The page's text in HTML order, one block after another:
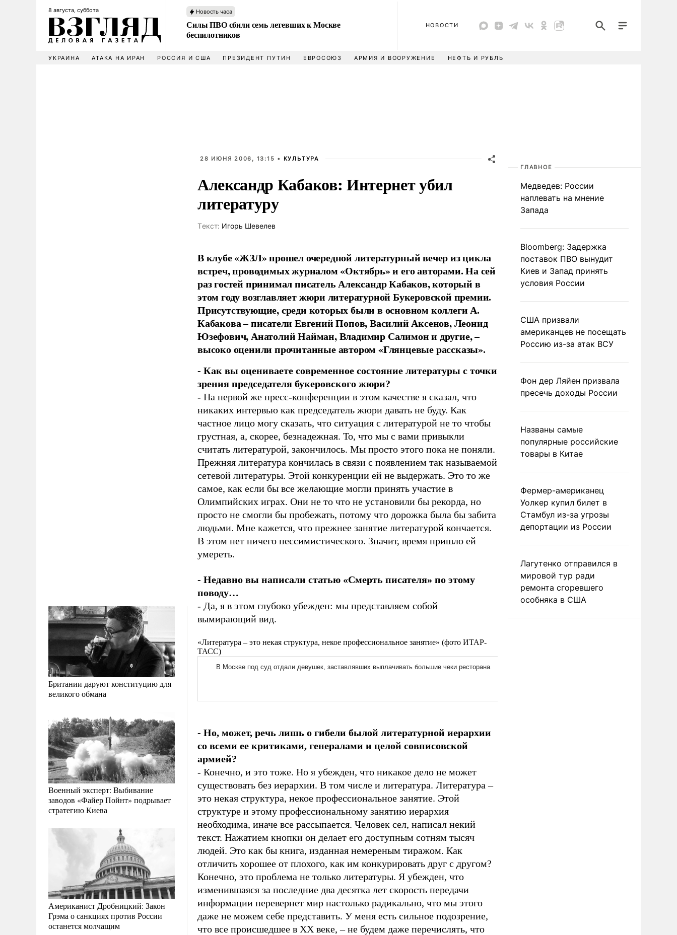
8 августа, суббота Новость часа
Силы ПВО сбили семь летевших к Москве
беспилотников
НОВОСТИ
УКРАИНА АТАКА НА ИРАН РОССИЯ И США ПРЕЗИДЕНТ ПУТИН ЕВРОСОЮЗ АРМИЯ И ВООРУЖЕНИЕ НЕФТЬ И РУБЛЬ
Британии даруют конституцию для
великого обмана
Военный эксперт: Выбивание
заводов «Файер Пойнт» подрывает
стратегию Киева
Американист Дробницкий: Закон
Грэма о санкциях против России
останется молчащим
28 ИЮНЯ 2006, 13:15 • КУЛЬТУРА
Александр Кабаков: Интернет убил
литературу
Tекст: Игорь Шевелев
В клубе «ЖЗЛ» прошел очередной литературный вечер из цикла
встреч, проводимых журналом «Октябрь» и его авторами. На сей
раз гостей принимал писатель Александр Кабаков, который в
этом году возглавляет жюри литературной Букеровской премии.
Присутствующие, среди которых были в основном коллеги А.
Кабакова – писатели Евгений Попов, Василий Аксенов, Леонид
Юзефович, Анатолий Найман, Владимир Салимон и другие, –
высоко оценили прочитанные автором «Глянцевые рассказы».
- Как вы оцениваете современное состояние литературы с точки
зрения председателя букеровского жюри?
- На первой же пресс-конференции в этом качестве я сказал, что
никаких интервью как председатель жюри давать не буду. Как
частное лицо могу сказать, что ситуация с литературой не то чтобы
грустная, а, скорее, безнадежная. То, что мы с вами привыкли
считать литературой, закончилось. Мы просто этого пока не поняли.
Прежняя литература кончилась в связи с появлением так называемой
сетевой литературы. Этой конкуренции ей не выдержать. Это то же
самое, как если бы все желающие могли принять участие в
Олимпийских играх. Они не то что не установили бы рекорда, но
просто не смогли бы пробежать, потому что дорожка была бы забита
людьми. Мне кажется, что прежнее занятие литературой кончается.
В этом нет ничего пессимистического. Значит, время пришло ей
умереть.
- Недавно вы написали статью «Смерть писателя» по этому
поводу…
- Да, я в этом глубоко убежден: мы представляем собой
вымирающий вид.
«Литература – это некая структура, некое профессиональное занятие» (фото ИТАР-
ТАСС)
- Но, может, речь лишь о гибели былой литературной иерархии
со всеми ее критиками, генералами и целой совписовской
армией?
- Конечно, и это тоже. Но я убежден, что никакое дело не может
существовать без иерархии. В том числе и литература. Литература –
это некая структура, некое профессиональное занятие. Этой
структуре и этому профессиональному занятию иерархия
необходима, иначе все рассыпается. Человек сел, написал некий
текст. Нажатием кнопки он делает его доступным сотням тысяч
людей. Это как бы книга, изданная немереным тиражом. Как
отличить хорошее от плохого, как им конкурировать друг с другом?
Конечно, это проблема не только литературы. Я убежден, что
изменившаяся за последние два десятка лет скорость передачи
информации перевернет мир настолько радикально, что мы этого
даже не можем себе представить. У меня есть сильное подозрение,
что все происшедшее в ХХ веке, – не будем даже перечислять, что
ГЛАВНОЕ
Медведев: России
наплевать на мнение
Запада
Bloomberg: Задержка
поставок ПВО вынудит
Киев и Запад принять
условия России
США призвали
американцев не посещать
Россию из-за атак ВСУ
Фон дер Ляйен призвала
пресечь доходы России
Названы самые
популярные российские
товары в Китае
Фермер-американец
Уолкер купил билет в
Стамбул из-за угрозы
депортации из России
Лагутенко отправился в
мировой тур ради
ремонта сгоревшего
особняка в США